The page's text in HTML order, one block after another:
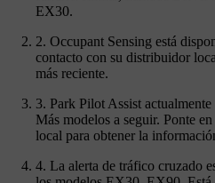
EX30.
2. Occupant Sensing está
contacto con su distribuidor
más reciente.
3. Park Pilot Assist
Más modelos a seguir. Ponte
local para obtener la
4. La alerta de tráfico cruzado